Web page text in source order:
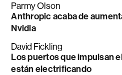
Parmy Olson
Anthropic acaba de
Nvidia
David Fickling
Los puertos que impulsan
están electrificando